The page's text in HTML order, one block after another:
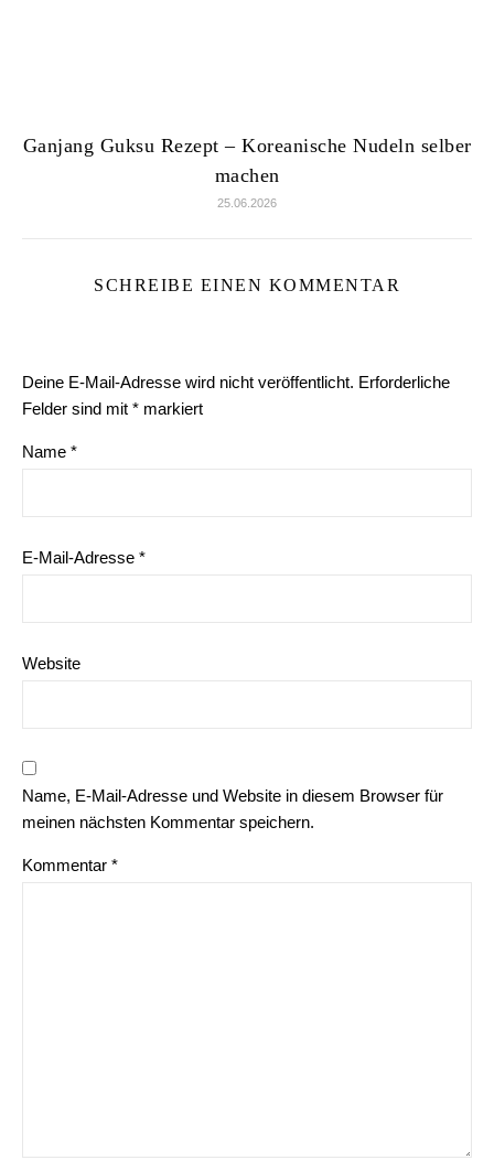
Ganjang Guksu Rezept – Koreanische Nudeln selber
machen
25.06.2026
SCHREIBE EINEN KOMMENTAR
Deine E-Mail-Adresse wird nicht veröffentlicht. Erforderliche
Felder sind mit * markiert
Name *
E-Mail-Adresse *
Website
Name, E-Mail-Adresse und Website in diesem Browser für
meinen nächsten Kommentar speichern.
Kommentar *